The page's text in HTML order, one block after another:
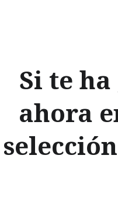
Si te
ahora